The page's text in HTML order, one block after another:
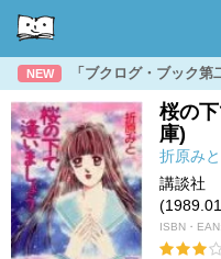
NEW 「ブクログ・ブック
桜の
庫)
折原みと
講談社
ISBN・EAN: